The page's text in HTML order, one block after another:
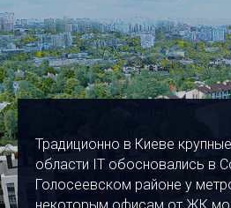
Традиционно в Киеве
области IT обосновались в
Голосеевском районе у